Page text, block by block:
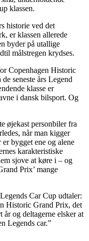
klassen.
historie ved det
er klassen allerede
byder på utallige
målstregen krydses.
Copenhagen Historic
seneste års Legend
klasse er
i dansk bilsport. Og
øjekast personbiler fra
når man kigger
bygget ene og alene
karakteristiske
sjove at køre i – og
Prix’ mange
Car Cup udtaler:
Historic Grand Prix, det
år og deltagerne elsker at
Legends car.”